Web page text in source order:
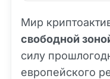
Мир
свободной
силу
европейского